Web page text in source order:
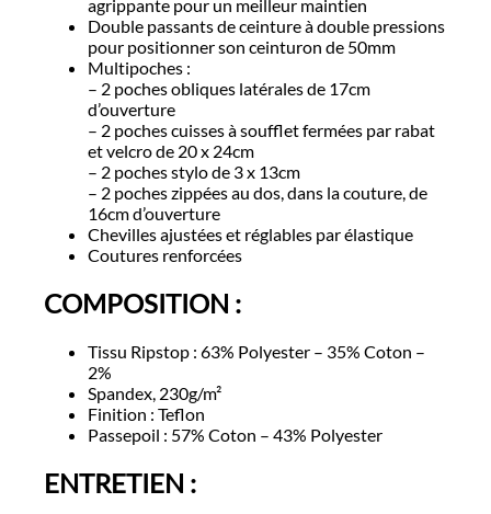
agrippante pour un meilleur maintien
Double passants de ceinture à double pressions
pour positionner son ceinturon de 50mm
Multipoches :
– 2 poches obliques latérales de 17cm
d’ouverture
– 2 poches cuisses à soufflet fermées par rabat
et velcro de 20 x 24cm
– 2 poches stylo de 3 x 13cm
– 2 poches zippées au dos, dans la couture, de
16cm d’ouverture
Chevilles ajustées et réglables par élastique
Coutures renforcées
COMPOSITION :
Tissu Ripstop : 63% Polyester – 35% Coton –
2%
Spandex, 230g/m²
Finition : Teflon
Passepoil : 57% Coton – 43% Polyester
ENTRETIEN :